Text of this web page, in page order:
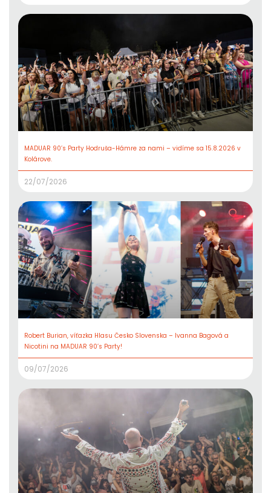
MADUAR 90’s Party Hodruša-Hámre za nami – vidíme sa 15.8.2026 v
Kolárove.
22/07/2026
Robert Burian, víťazka Hlasu Česko Slovenska – Ivanna Bagová a
Nicotini na MADUAR 90’s Party!
09/07/2026